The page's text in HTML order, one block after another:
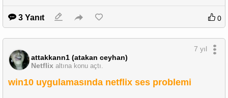
3 Yanıt 0
attakkann1 (atakan ceyhan)
Netflix altına konu açtı.
7 yıl
win10 uygulamasında netflix ses problemi